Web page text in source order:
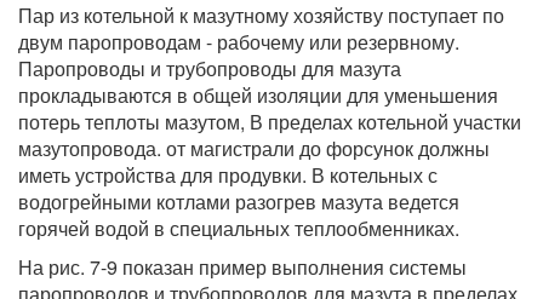
Пар из котельной к мазутному хозяйству поступает по
двум паропроводам - рабочему или резервному.
Паропроводы и трубопроводы для мазута
прокладываются в общей изоляции для уменьшения
потерь теплоты мазутом, В пределах котельной участки
мазутопровода. от магистрали до форсунок должны
иметь устройства для продувки. В котельных с
водогрейными котлами разогрев мазута ведется
горячей водой в специальных теплообменниках.
На рис. 7-9 показан пример выполнения системы